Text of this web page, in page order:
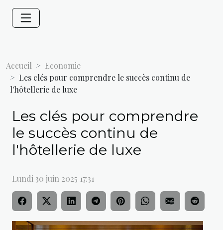
Accueil
Economie
Les clés pour comprendre le succès continu de
l'hôtellerie de luxe
Les clés pour comprendre
le succès continu de
l'hôtellerie de luxe
Lundi 30 juin 2025 17:31